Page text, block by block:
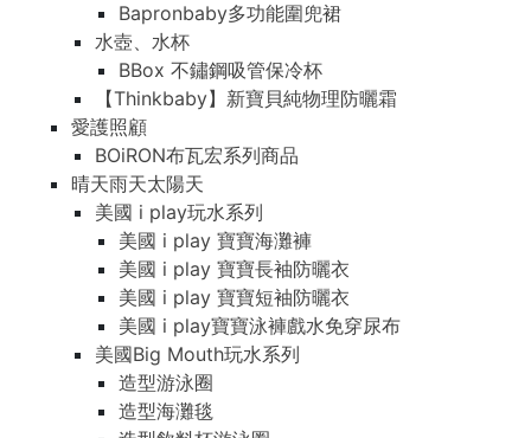
Bapronbaby多功能圍兜裙
水壺、水杯
BBox 不鏽鋼吸管保冷杯
【Thinkbaby】新寶貝純物理防曬霜
愛護照顧
BOiRON布瓦宏系列商品
晴天雨天太陽天
美國 i play玩水系列
美國 i play 寶寶海灘褲
美國 i play 寶寶長袖防曬衣
美國 i play 寶寶短袖防曬衣
美國 i play寶寶泳褲戲水免穿尿布
美國Big Mouth玩水系列
造型游泳圈
造型海灘毯